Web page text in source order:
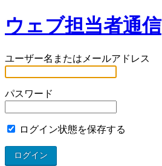
ウェブ担当者通信
ユーザー名またはメールアドレス
パスワード
ログイン状態を保存する